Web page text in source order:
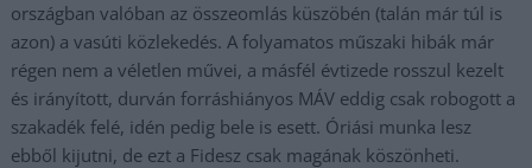
országban valóban az összeomlás küszöbén (talán már túl is
azon) a vasúti közlekedés. A folyamatos műszaki hibák már
régen nem a véletlen művei, a másfél évtizede rosszul kezelt
és irányított, durván forráshiányos MÁV eddig csak robogott a
szakadék felé, idén pedig bele is esett. Óriási munka lesz
ebből kijutni, de ezt a Fidesz csak magának köszönheti.